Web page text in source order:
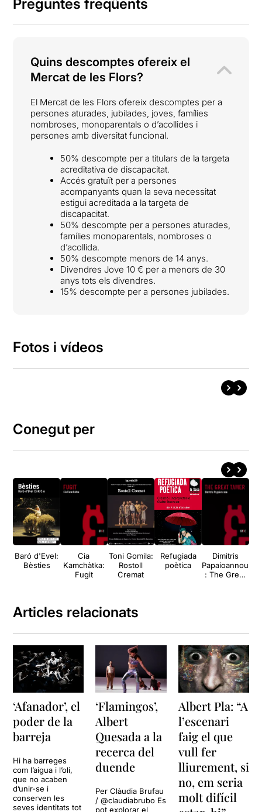
Preguntes freqüents
Quins descomptes ofereix el
Mercat de les Flors?
El Mercat de les Flors ofereix descomptes per a
persones aturades, jubilades, joves, famílies
nombroses, monoparentals o d’acollides i
persones amb diversitat funcional.
50% descompte per a titulars de la targeta
acreditativa de discapacitat.
Accés gratuït per a persones
acompanyants quan la seva necessitat
estigui acreditada a la targeta de
discapacitat.
50% descompte per a persones aturades,
famílies monoparentals, nombroses o
d’acollida.
50% descompte menors de 14 anys.
Divendres Jove 10 € per a menors de 30
anys tots els divendres.
15% descompte per a persones jubilades.
Fotos i vídeos
Conegut per
Baró d'Evel:
Bèsties
Cia
Kamchàtka:
Fugit
Toni Gomila:
Rostoll
Cremat
Refugiada
poètica
Dimitris
Papaioannou
: The Great
Articles relacionats
‘Afanador’, el
poder de la
barreja
Hi ha barreges
com l’aigua i l’oli,
que no acaben
d’unir-se i
conserven les
seves identitats tot
‘Flamingos’,
Albert
Quesada a la
recerca del
duende
Per Clàudia Brufau
/ @claudiabrubo Es
pot explorar el
Albert Pla: “A
l’escenari
faig el que
vull fer
lliurement, si
no, em seria
molt difícil